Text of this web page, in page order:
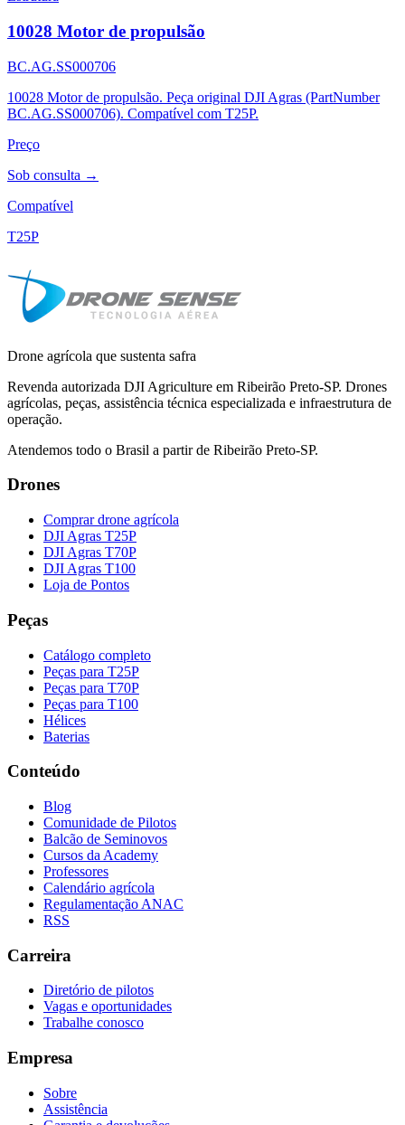
10028 Motor de propulsão
BC.AG.SS000706
10028 Motor de propulsão. Peça original DJI Agras (PartNumber
BC.AG.SS000706). Compatível com T25P.
Preço
Sob consulta →
Compatível
T25P
Drone agrícola que sustenta safra
Revenda autorizada DJI Agriculture em Ribeirão Preto-SP. Drones
agrícolas, peças, assistência técnica especializada e infraestrutura de
operação.
Atendemos todo o Brasil a partir de Ribeirão Preto-SP.
Drones
Comprar drone agrícola
DJI Agras T25P
DJI Agras T70P
DJI Agras T100
Loja de Pontos
Peças
Catálogo completo
Peças para T25P
Peças para T70P
Peças para T100
Hélices
Baterias
Conteúdo
Blog
Comunidade de Pilotos
Balcão de Seminovos
Cursos da Academy
Professores
Calendário agrícola
Regulamentação ANAC
RSS
Carreira
Diretório de pilotos
Vagas e oportunidades
Trabalhe conosco
Empresa
Sobre
Assistência